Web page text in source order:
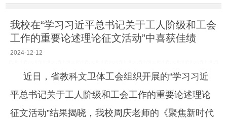
我校在“学习习近平总书记关于工人阶级和工会
工作的重要论述理论征文活动”中喜获佳绩
2024-12-12
近日，省教科文卫体工会组织开展的“学习习近
平总书记关于工人阶级和工会工作的重要论述理论
征文活动”结果揭晓，我校周庆老师的《聚焦新时代